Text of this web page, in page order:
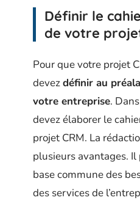
Définir le
de votre
Pour que votre projet
devezdéfinir au
votre entreprise.
devez élaborer le
projet CRM. La
plusieurs avantages.
base commune des
des services de